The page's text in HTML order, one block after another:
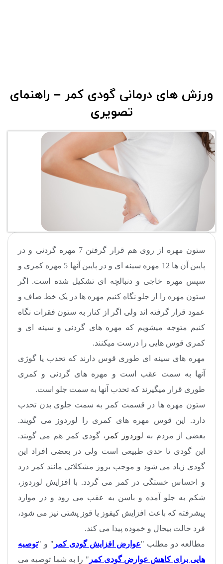
ورزش های درمانی گودی کمر – راهنمای
تصویری
ستون مهره از روی هم قرار گرفتن 7 مهره گردنی و در
پایین آن ها 12 مهره سینه ای و در پایین آنها 5 مهره کمری و
سپس مهره خاجی و دنبالچه ای تشکیل شده است. اگر
ستون مهره را از جلو نگاه کنیم مهره ها در یک خط صاف و
عمود قرار گرفته اند ولی اگر از کنار به ستون فقرات نگاه
کنیم متوجه میشویم که مهره های گردنی و سینه ای و
کمری قوس هایی را درست میکنند.
مهره های سینه ای طوری قوس دارند که تحدب یا گوژی
آنها به سمت عقب است و مهره های گردنی و کمری
طوری قرار میگیرند که تحدب آنها به سمت جلو است.
ستون مهره ها در قسمت کمر به سمت جلوی بدن تحدب
دارد. این قوس مهره های کمری را لوردوز می گویند.
بعضی از مردم به لوردوز کمر ، گودی کمر هم می گویند.
این گودی تا حدی طبیعی است ولی در بعضی افراد این
گودی زیاد می شود و موجب بروز مشکلاتی مانند کمر درد
و احساس خستگی در کمر می گردد. با افزایش لوردوز،
شکم به جلو آمده و باسن به عقب می رود و در موارد
پیشرفته که باعث افزایش کیفوز یا قوز پشتی نیز می شود،
فرد حالت بیحال و خموده پیدا می کند.
مطالعه دو مطلب "عوارض افزایش گودی کمر " و "توصیه
هایی برای کاهش عوارض گودی کمر " را به شما توصیه می